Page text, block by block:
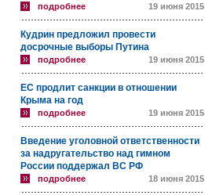
подробнее 19 июня 2015
Кудрин предложил провести
досрочные выборы Путина
подробнее 19 июня 2015
ЕС продлит санкции в отношении
Крыма на год
подробнее 19 июня 2015
Введение уголовной ответственности
за надругательство над гимном
России поддержал ВС РФ
подробнее 18 июня 2015